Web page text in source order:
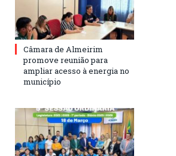
Câmara de Almeirim
promove reunião para
ampliar acesso à energia no
município